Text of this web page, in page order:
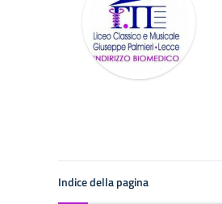
Indice della pagina